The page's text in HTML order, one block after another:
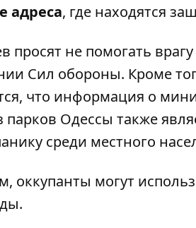
адреса, где находятся
просят не помогать
Сил обороны. Кроме
что информация о
парков Одессы также
среди местного
оккупанты могут